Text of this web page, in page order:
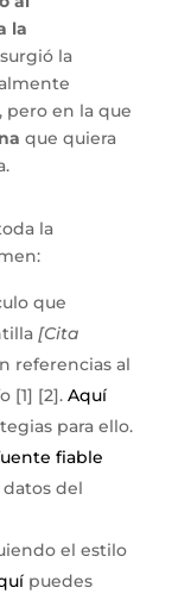
la
la
pero en la que
que quiera
la
que
[Cita
referencias al
[1] [2]. Aquí
para ello.
fiable
del
el estilo
puedes